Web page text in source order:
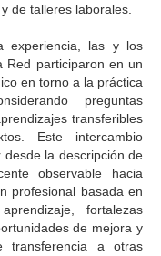
de talleres laborales.
experiencia, las y los
Red participaron en un
en torno a la práctica
preguntas
transferibles
Este intercambio
desde la descripción de
observable hacia
profesional basada en
fortalezas
de mejora y
transferencia a otras